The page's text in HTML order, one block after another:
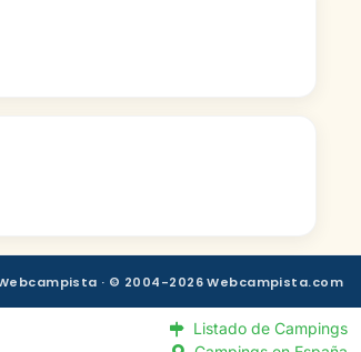
· © 2004-2026 Webcampista.com
Listado de Campings